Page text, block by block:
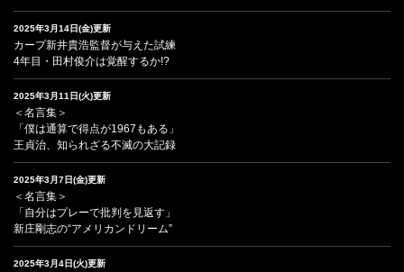
2025年3月14日(金)更新
カープ新井貴浩監督が与えた試練
4年目・田村俊介は覚醒するか!?
2025年3月11日(火)更新
＜名言集＞
「僕は通算で得点が1967もある」
王貞治、知られざる不滅の大記録
2025年3月7日(金)更新
＜名言集＞
「自分はプレーで批判を見返す」
新庄剛志の“アメリカンドリーム”
2025年3月4日(火)更新